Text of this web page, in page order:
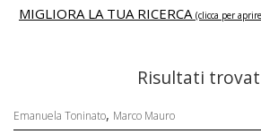
MIGLIORA LA TUA RICERCA (clicca per
Risultati
Emanuela Toninato, Marco Mauro